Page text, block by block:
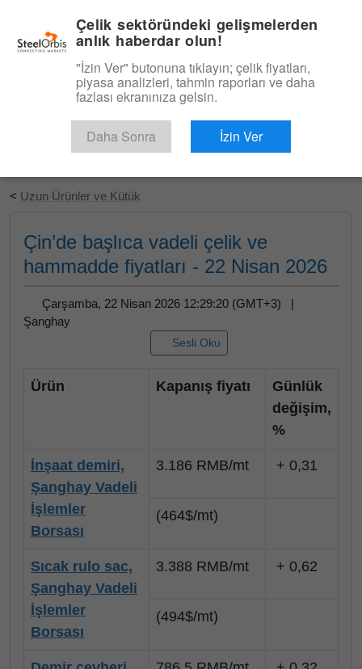
Ücretsiz Deneyin
< Uzun Ürünler ve Kütük
Çin’de başlıca vadeli çelik ve
hammadde fiyatları - 22 Nisan 2026
Çarşamba, 22 Nisan 2026 12:29:20 (GMT+3) |
Şanghay
Sesli Oku
Ürün Kapanış fiyatı
Günlük
değişim,
%
İnşaat demiri,
Şanghay Vadeli
İşlemler
Borsası
3.186 RMB/mt + 0,31
(464$/mt)
Sıcak rulo sac,
Şanghay Vadeli
İşlemler
Borsası
3.388 RMB/mt + 0,62
(494$/mt)
Çelik sektöründeki gelişmelerden
anlık haberdar olun!
"İzin Ver" butonuna tıklayın; çelik fiyatları,
piyasa analizleri, tahmin raporları ve daha
fazlası ekranınıza gelsin.
Daha Sonra İzin Ver